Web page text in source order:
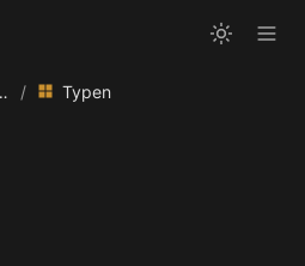
Lounge / Typen